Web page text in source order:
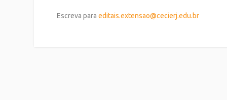
Escreva para editais.extensao@cecierj.edu.br